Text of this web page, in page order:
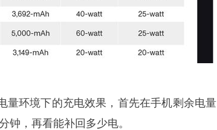
量环境下的充电效果，首先在手机剩余电量
钟，再看能补回多少电。